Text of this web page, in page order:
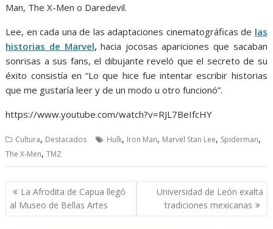
Man, The X-Men o Daredevil.
Lee, en cada una de las adaptaciones cinematográficas de las
historias de Marvel, hacia jocosas apariciones que sacaban
sonrisas a sus fans, el dibujante reveló que el secreto de su
éxito consistía en “Lo que hice fue intentar escribir historias
que me gustaría leer y de un modo u otro funcionó”.
https://www.youtube.com/watch?v=RJL7BeIfcHY
Cultura, Destacados Hulk, Iron Man, Marvel Stan Lee, Spiderman,
The X-Men,TMZ
Navegación
de
entradas
La Afrodita de Capua llegó
al Museo de Bellas Artes
Universidad de León exalta
tradiciones mexicanas